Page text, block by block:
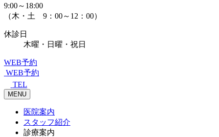
9:00～18:00
（木・土 9：00～12：00）
休診日
木曜・日曜・祝日
WEB予約
WEB予約
TEL
MENU
医院案内
スタッフ紹介
診療案内